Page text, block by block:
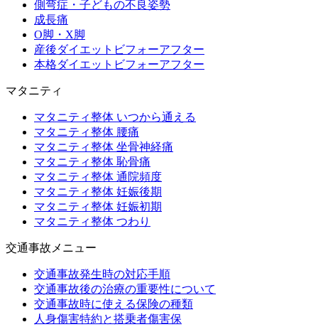
側弯症・子どもの不良姿勢
成長痛
O脚・X脚
産後ダイエットビフォーアフター
本格ダイエットビフォーアフター
マタニティ
マタニティ整体 いつから通える
マタニティ整体 腰痛
マタニティ整体 坐骨神経痛
マタニティ整体 恥骨痛
マタニティ整体 通院頻度
マタニティ整体 妊娠後期
マタニティ整体 妊娠初期
マタニティ整体 つわり
交通事故メニュー
交通事故発生時の対応手順
交通事故後の治療の重要性について
交通事故時に使える保険の種類
人身傷害特約と搭乗者傷害保